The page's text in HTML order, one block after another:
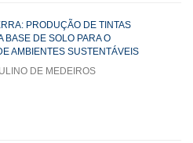
PRODUÇÃO DE TINTAS
BASE DE SOLO PARA O
AMBIENTES SUSTENTÁVEIS
DE MEDEIROS